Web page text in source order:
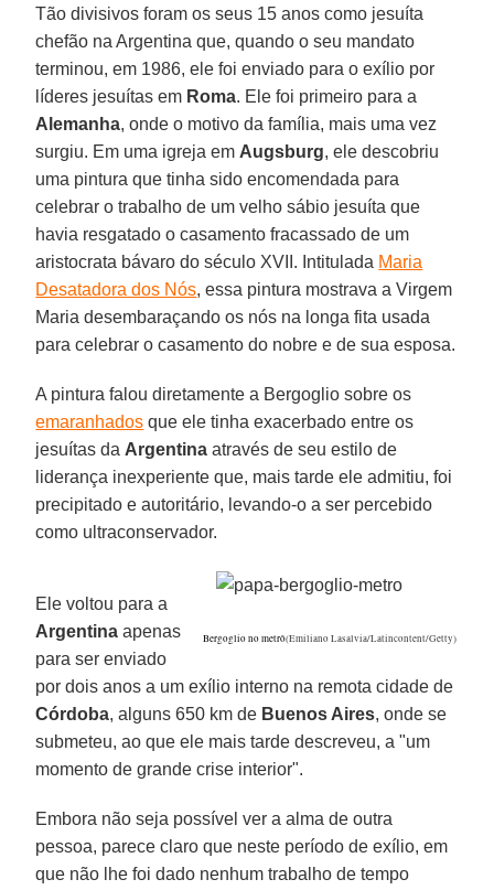
Tão divisivos foram os seus 15 anos como jesuíta
chefão na Argentina que, quando o seu mandato
terminou, em 1986, ele foi enviado para o exílio por
líderes jesuítas em Roma. Ele foi primeiro para a
Alemanha, onde o motivo da família, mais uma vez
surgiu. Em uma igreja em Augsburg, ele descobriu
uma pintura que tinha sido encomendada para
celebrar o trabalho de um velho sábio jesuíta que
havia resgatado o casamento fracassado de um
aristocrata bávaro do século XVII. Intitulada Maria
Desatadora dos Nós, essa pintura mostrava a Virgem
Maria desembaraçando os nós na longa fita usada
para celebrar o casamento do nobre e de sua esposa.
A pintura falou diretamente a Bergoglio sobre os
emaranhados que ele tinha exacerbado entre os
jesuítas da Argentina através de seu estilo de
liderança inexperiente que, mais tarde ele admitiu, foi
precipitado e autoritário, levando-o a ser percebido
como ultraconservador.
Bergoglio no metrô(Emiliano Lasalvia/Latincontent/Getty)
Ele voltou para a
Argentina apenas
para ser enviado
por dois anos a um exílio interno na remota cidade de
Córdoba, alguns 650 km de Buenos Aires, onde se
submeteu, ao que ele mais tarde descreveu, a "um
momento de grande crise interior".
Embora não seja possível ver a alma de outra
pessoa, parece claro que neste período de exílio, em
que não lhe foi dado nenhum trabalho de tempo